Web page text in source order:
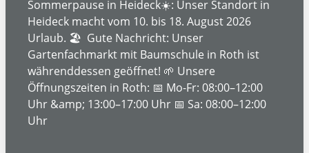
629,00 €*
749,00 €*
Sommerpause in Heideck☀️: Unser Standort in
Heideck macht vom 10. bis 18. August 2026
Urlaub. 🏖️ Gute Nachricht: Unser
Gartenfachmarkt mit Baumschule in Roth ist
währenddessen geöffnet! 🌱 Unsere
Öffnungszeiten in Roth: 📅 Mo-Fr: 08:00–12:00
Uhr &amp; 13:00–17:00 Uhr 📅 Sa: 08:00–12:00
Uhr